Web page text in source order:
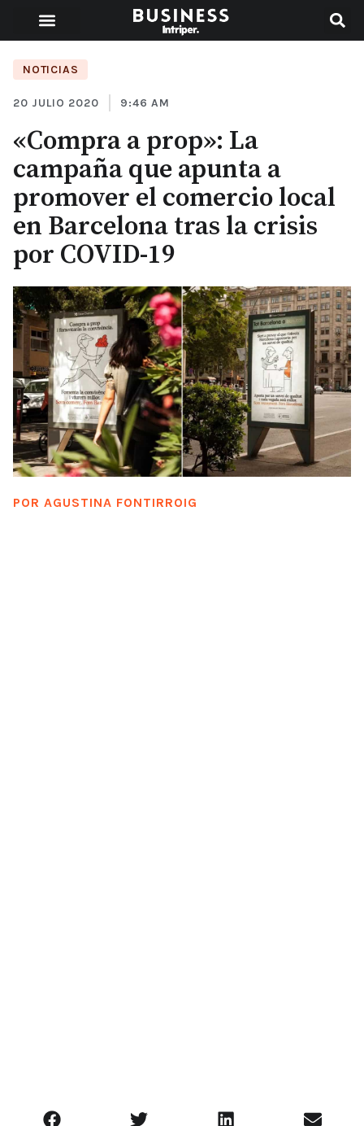
NOTICIAS
20 JULIO 2020 9:46 AM
«Compra a prop»: La
campaña que apunta a
promover el comercio local
en Barcelona tras la crisis
por COVID-19
POR AGUSTINA FONTIRROIG